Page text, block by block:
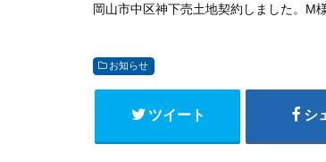
岡山市中区神下売土地契約しました。M
お知らせ
ツイート シ